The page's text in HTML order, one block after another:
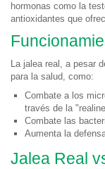
hormonas como la
antioxidantes que
La jalea real, a pesar
para la salud, como:
Combate a los
través de la
Combate las
Aumenta la
Jalea Real